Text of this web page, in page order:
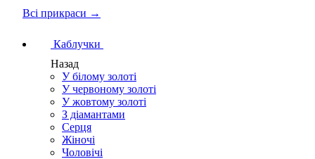
Всі прикраси →
Каблучки
Назад
У білому золоті
У червоному золоті
У жовтому золоті
З діамантами
Серця
Жіночі
Чоловічі